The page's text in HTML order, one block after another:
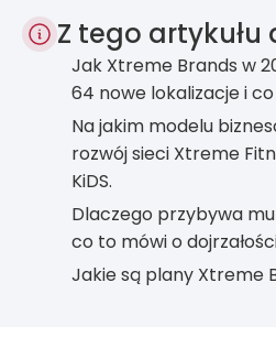
Z tego artykułu
Jak Xtreme Brands w
64 nowe lokalizacje i
Na jakim modelu
rozwój sieci Xtreme
KiDS.
Dlaczego przybywa
co to mówi o
Jakie są plany Xtreme